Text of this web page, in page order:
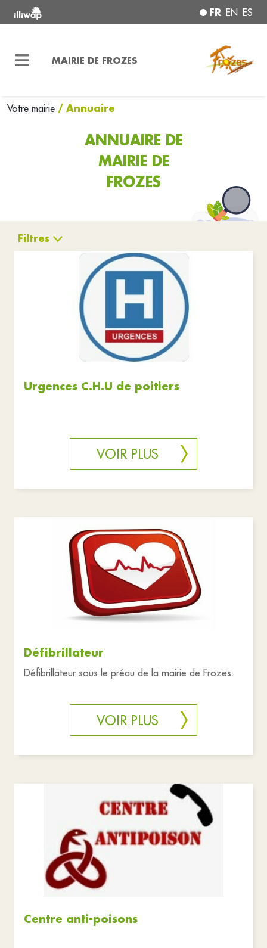
FR EN ES
MAIRIE DE FROZES
Votre mairie / Annuaire
ANNUAIRE DE
MAIRIE DE
FROZES
Filtres
Commerces
Réinitialiser les filtres
Urgences C.H.U de poitiers
VOIR PLUS
Défibrillateur
Défibrillateur sous le préau de la mairie de Frozes.
VOIR PLUS
Centre anti-poisons